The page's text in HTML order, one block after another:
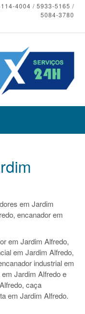
4004 / 5933-5165 /
5084-3780
em Jardim
encanador em
em Jardim Alfredo,
em Jardim Alfredo,
industrial em
Jardim Alfredo e
caça
em Jardim Alfredo.